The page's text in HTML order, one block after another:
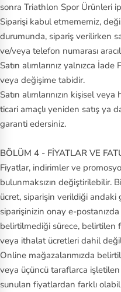
sonra Triathlon Spor Ürünleri
Siparişi kabul etmememiz,
durumunda, sipariş verilirken
ve/veya telefon numarası
Satın alımlarınız yalnızca İade
veya değişime tabidir.
Satın alımlarınızın kişisel
ticari amaçlı yeniden satış ya
garanti edersiniz.
BÖLÜM 4 - FİYATLAR VE
Fiyatlar, indirimler ve
bulunmaksızın değiştirilebilir.
ücret, siparişin verildiği andaki
siparişinizin onay e-
belirtilmediği sürece, belirtilen
veya ithalat ücretleri dahil
Online mağazalarımızda
veya üçüncü taraflarca
sunulan fiyatlardan farklı